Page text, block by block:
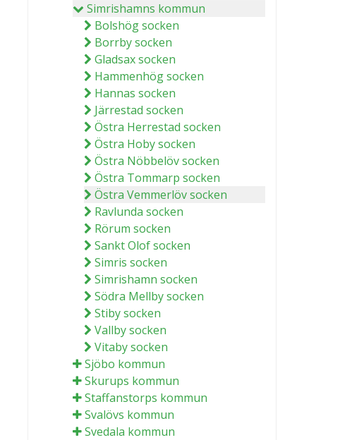
Simrishamns kommun
Bolshög socken
Borrby socken
Gladsax socken
Hammenhög socken
Hannas socken
Järrestad socken
Östra Herrestad socken
Östra Hoby socken
Östra Nöbbelöv socken
Östra Tommarp socken
Östra Vemmerlöv socken
Ravlunda socken
Rörum socken
Sankt Olof socken
Simris socken
Simrishamn socken
Södra Mellby socken
Stiby socken
Vallby socken
Vitaby socken
Sjöbo kommun
Skurups kommun
Staffanstorps kommun
Svalövs kommun
Svedala kommun